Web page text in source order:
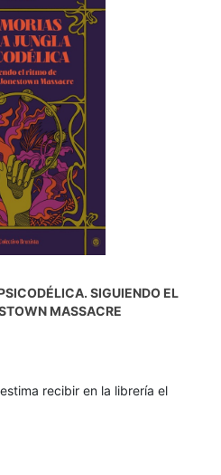
SIGUIENDO EL
MASSACRE
recibir en la librería el